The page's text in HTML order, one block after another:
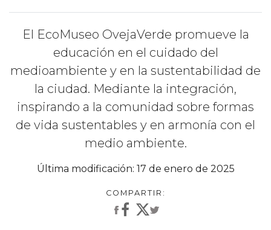
El EcoMuseo OvejaVerde promueve la
educación en el cuidado del
medioambiente y en la sustentabilidad de
la ciudad. Mediante la integración,
inspirando a la comunidad sobre formas
de vida sustentables y en armonía con el
medio ambiente.
Última modificación: 17 de enero de 2025